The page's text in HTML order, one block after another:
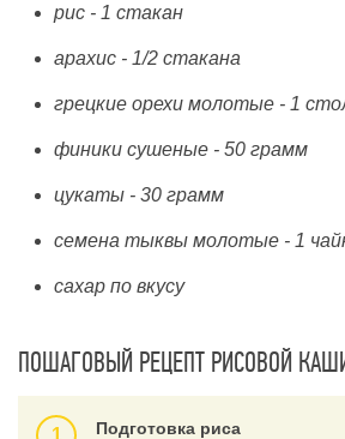
рис - 1 стакан
арахис - 1/2 стакана
грецкие орехи молотые - 1
финики сушеные - 50 грамм
цукаты - 30 грамм
семена тыквы молотые - 1
сахар по вкусу
ПОШАГОВЫЙ РЕЦЕПТ РИСОВОЙ
Подготовка риса